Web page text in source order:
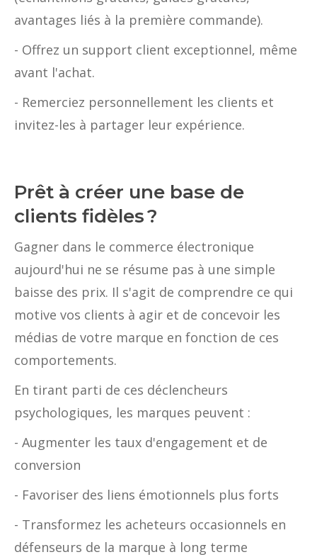
avantages liés à la première commande).
- Offrez un support client exceptionnel, même
avant l'achat.
- Remerciez personnellement les clients et
invitez-les à partager leur expérience.
Prêt à créer une base de
clients fidèles ?
Gagner dans le commerce électronique
aujourd'hui ne se résume pas à une simple
baisse des prix. Il s'agit de comprendre ce qui
motive vos clients à agir et de concevoir les
médias de votre marque en fonction de ces
comportements.
En tirant parti de ces déclencheurs
psychologiques, les marques peuvent :
- Augmenter les taux d'engagement et de
conversion
- Favoriser des liens émotionnels plus forts
- Transformez les acheteurs occasionnels en
défenseurs de la marque à long terme